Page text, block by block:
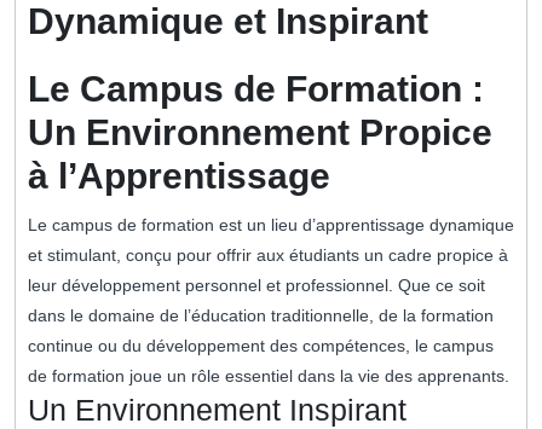
Dynamique et Inspirant
Le Campus de Formation :
Un Environnement Propice
à l’Apprentissage
Le campus de formation est un lieu d’apprentissage dynamique
et stimulant, conçu pour offrir aux étudiants un cadre propice à
leur développement personnel et professionnel. Que ce soit
dans le domaine de l’éducation traditionnelle, de la formation
continue ou du développement des compétences, le campus
de formation joue un rôle essentiel dans la vie des apprenants.
Un Environnement Inspirant